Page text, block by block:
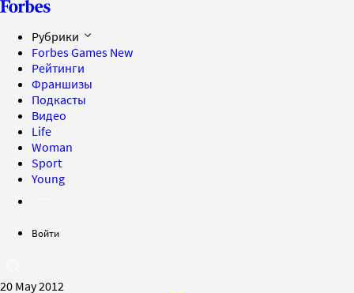
Рубрики
Forbes Games New
Рейтинги
Франшизы
Подкасты
Видео
Life
Woman
Sport
Young
Войти
20 May 2012